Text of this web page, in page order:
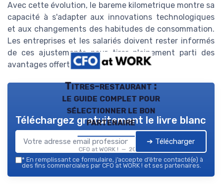
Avec cette évolution, le bareme kilometrique montre sa
capacité à s'adapter aux innovations technologiques
et aux changements des habitudes de consommation.
Les entreprises et les salariés doivent rester informés
de ces ajustements pour tirer pleinement parti des
avantages offerts.
Titres-restaurant :
le guide complet pour
sélectionner le bon
partenaire
CFO at WORK ! — 2026
Téléchargez gratuitement le livre blanc
➔ Télécharger
* En remplissant ce formulaire, j’accepte d’être contacté(e) à
des fins commerciales par CFO at WORK ! et ses partenaires.